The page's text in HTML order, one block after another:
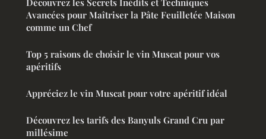
Avancées pour Maîtriser la Pâte Feuilletée Maison
comme un Chef
Top 5 raisons de choisir le vin Muscat pour vos
apéritifs
Appréciez le vin Muscat pour votre apéritif idéal
Découvrez les tarifs des Banyuls Grand Cru par
millésime